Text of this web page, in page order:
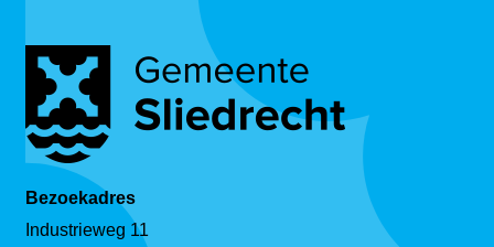
Bezoekadres
Industrieweg 11